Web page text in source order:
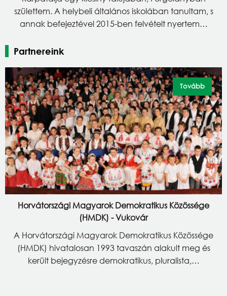
születtem. A helybeli általános iskolában tanultam, s
annak befejeztével 2015-ben felvételt nyertem…
Partnereink
Horvátországi Magyarok Demokratikus Közössége
(HMDK) - Vukovár
Tovább
A Horvátországi Magyarok Demokratikus Közössége
(HMDK) hivatalosan 1993 tavaszán alakult meg és
került bejegyzésre demokratikus, pluralista,…